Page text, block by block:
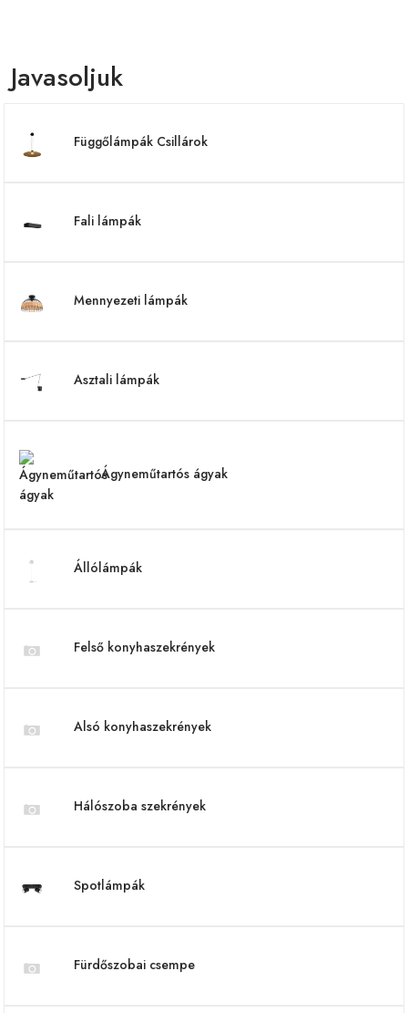
Javasoljuk
Függőlámpák Csillárok
Fali lámpák
Mennyezeti lámpák
Asztali lámpák
Ágyneműtartós ágyak
Állólámpák
Felső konyhaszekrények
Alsó konyhaszekrények
Hálószoba szekrények
Spotlámpák
Fürdőszobai csempe